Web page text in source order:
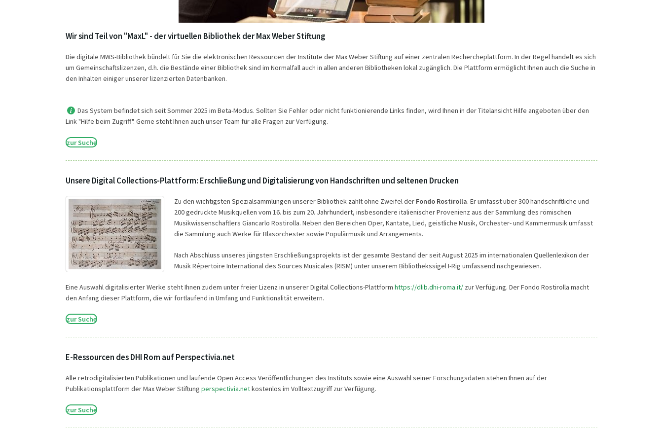
Wir sind Teil von "MaxL" - der virtuellen Bibliothek der Max Weber Stiftung
Die digitale MWS-Bibliothek bündelt für Sie die elektronischen Ressourcen der Institute der Max Weber Stiftung auf einer zentralen Rechercheplattform. In der Regel handelt es sich
um Gemeinschaftslizenzen, d.h. die Bestände einer Bibliothek sind im Normalfall auch in allen anderen Bibliotheken lokal zugänglich. Die Plattform ermöglicht Ihnen auch die Suche in
den Inhalten einiger unserer lizenzierten Datenbanken.
Das System befindet sich seit Sommer 2025 im Beta-Modus. Sollten Sie Fehler oder nicht funktionierende Links finden, wird Ihnen in der Titelansicht Hilfe angeboten über den
Link "Hilfe beim Zugriff". Gerne steht Ihnen auch unser Team für alle Fragen zur Verfügung.
zur Suche
Unsere Digital Collections-Plattform: Erschließung und Digitalisierung von Handschriften und seltenen Drucken
Zu den wichtigsten Spezialsammlungen unserer Bibliothek zählt ohne Zweifel der Fondo Rostirolla. Er umfasst über 300 handschriftliche und
200 gedruckte Musikquellen vom 16. bis zum 20. Jahrhundert, insbesondere italienischer Provenienz aus der Sammlung des römischen
Musikwissenschaftlers Giancarlo Rostirolla. Neben den Bereichen Oper, Kantate, Lied, geistliche Musik, Orchester- und Kammermusik umfasst
die Sammlung auch Werke für Blasorchester sowie Populärmusik und Arrangements.
Nach Abschluss unseres jüngsten Erschließungsprojekts ist der gesamte Bestand der seit August 2025 im internationalen Quellenlexikon der
Musik Répertoire International des Sources Musicales (RISM) unter unserem Bibliothekssigel I-Rig umfassend nachgewiesen.
Eine Auswahl digitalisierter Werke steht Ihnen zudem unter freier Lizenz in unserer Digital Collections-Plattform https://dlib.dhi-roma.it/ zur Verfügung. Der Fondo Rostirolla macht
den Anfang dieser Plattform, die wir fortlaufend in Umfang und Funktionalität erweitern.
zur Suche
E-Ressourcen des DHI Rom auf Perspectivia.net
Alle retrodigitalisierten Publikationen und laufende Open Access Veröffentlichungen des Instituts sowie eine Auswahl seiner Forschungsdaten stehen Ihnen auf der
Publikationsplattform der Max Weber Stiftung perspectivia.netkostenlos im Volltextzugriff zur Verfügung.
zur Suche